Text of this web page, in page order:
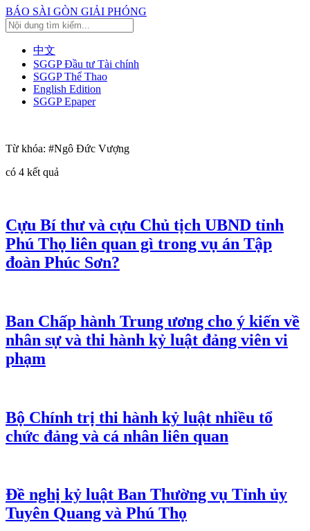
BÁO SÀI GÒN GIẢI PHÓNG
中文
SGGP Đầu tư Tài chính
SGGP Thể Thao
English Edition
SGGP Epaper
Từ khóa: #Ngô Đức Vượng
có 4 kết quả
Cựu Bí thư và cựu Chủ tịch UBND tỉnh
Phú Thọ liên quan gì trong vụ án Tập
đoàn Phúc Sơn?
Ban Chấp hành Trung ương cho ý kiến về
nhân sự và thi hành kỷ luật đảng viên vi
phạm
Bộ Chính trị thi hành kỷ luật nhiều tổ
chức đảng và cá nhân liên quan
Đề nghị kỷ luật Ban Thường vụ Tỉnh ủy
Tuyên Quang và Phú Thọ